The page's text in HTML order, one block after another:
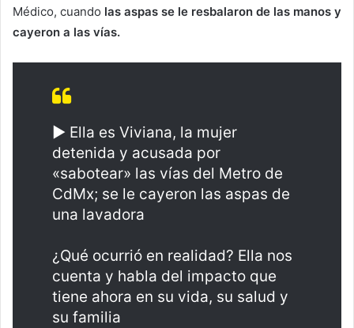
Médico, cuando las aspas se le resbalaron de las manos y
cayeron a las vías.
▶️ Ella es Viviana, la mujer
detenida y acusada por
«sabotear» las vías del Metro de
CdMx; se le cayeron las aspas de
una lavadora
¿Qué ocurrió en realidad? Ella nos
cuenta y habla del impacto que
tiene ahora en su vida, su salud y
su familia